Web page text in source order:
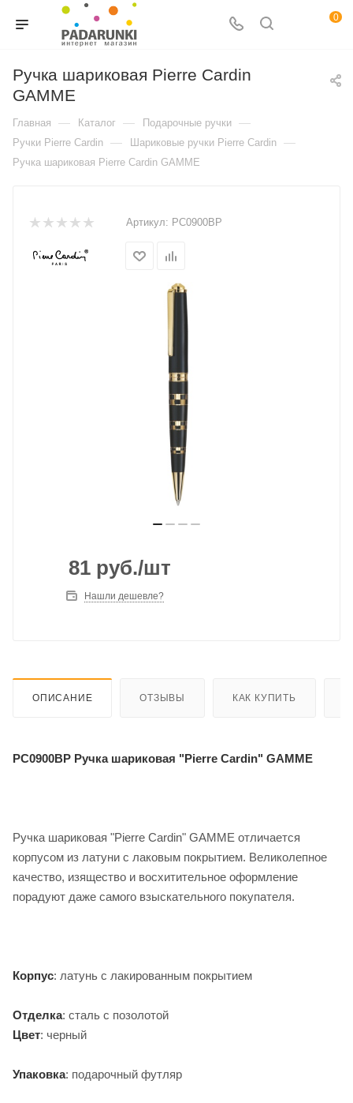
0
Ручка шариковая Pierre Cardin
GAMME
Главная — Каталог — Подарочные ручки —
Ручки Pierre Cardin — Шариковые ручки Pierre Cardin —
Ручка шариковая Pierre Cardin GAMME
Артикул: PC0900BP
81 руб./шт
Нашли дешевле?
ОПИСАНИЕ ОТЗЫВЫ КАК КУПИТЬ
PC0900BP Ручка шариковая "Pierre Cardin" GAMME
Ручка шариковая "Pierre Cardin" GAMME отличается
корпусом из латуни с лаковым покрытием. Великолепное
качество, изящество и восхитительное оформление
порадуют даже самого взыскательного покупателя.
Корпус: латунь с лакированным покрытием
Отделка: сталь с позолотой
Цвет: черный
Упаковка: подарочный футляр